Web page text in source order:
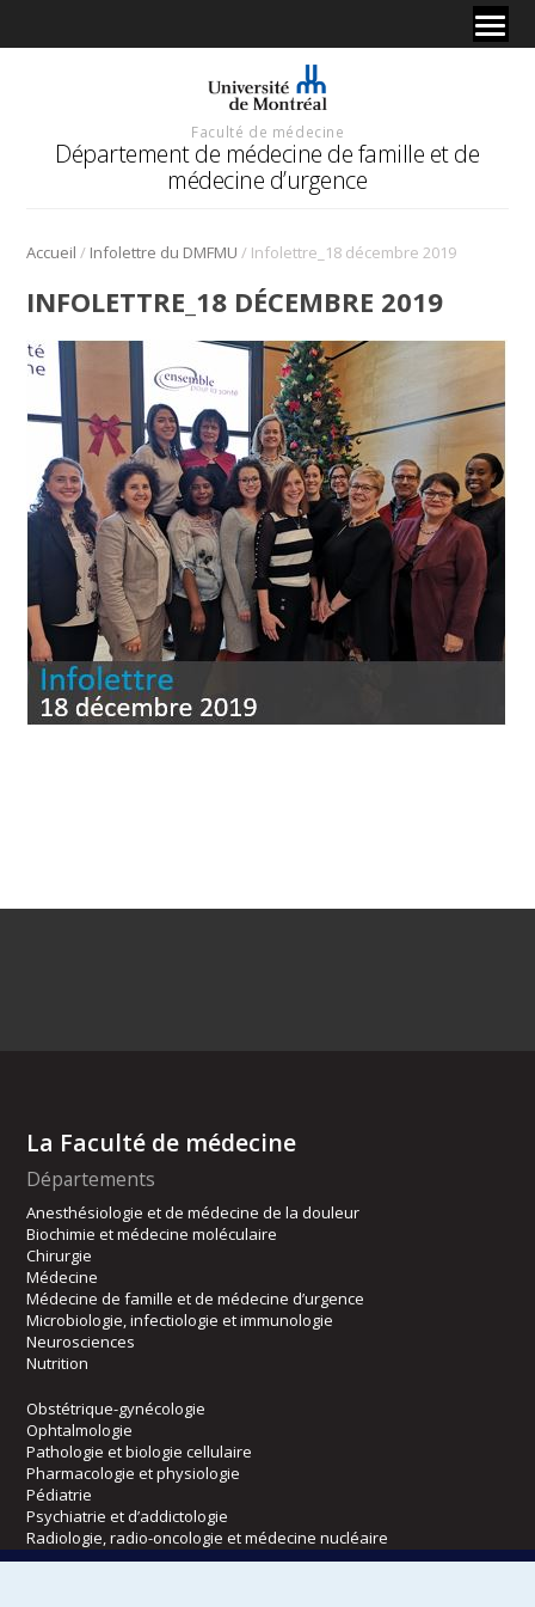
Faculté de médecine
Département de médecine de famille et de
médecine d’urgence
Accueil / Infolettre du DMFMU / Infolettre_18 décembre 2019
INFOLETTRE_18 DÉCEMBRE 2019
La Faculté de médecine
Départements
Anesthésiologie et de médecine de la douleur
Biochimie et médecine moléculaire
Chirurgie
Médecine
Médecine de famille et de médecine d’urgence
Microbiologie, infectiologie et immunologie
Neurosciences
Nutrition
Obstétrique-gynécologie
Ophtalmologie
Pathologie et biologie cellulaire
Pharmacologie et physiologie
Pédiatrie
Psychiatrie et d’addictologie
Radiologie, radio-oncologie et médecine nucléaire